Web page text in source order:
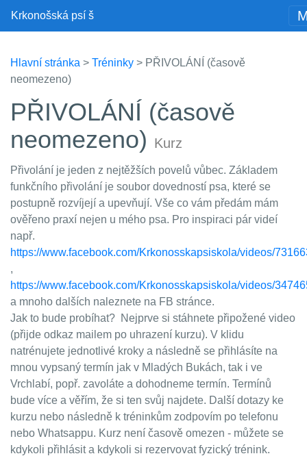
Krkonošská psí š
Hlavní stránka > Tréninky > PŘIVOLÁNÍ (časově
neomezeno)
PŘIVOLÁNÍ (časově
neomezeno) Kurz
Přivolání je jeden z nejtěžších povelů vůbec. Základem
funkčního přivolání je soubor dovedností psa, které se
postupně rozvíjejí a upevňují. Vše co vám předám mám
ověřeno praxí nejen u mého psa. Pro inspiraci pár videí
např.
https://www.facebook.com/Krkonosskapsiskola/videos/
,
https://www.facebook.com/Krkonosskapsiskola/videos/
a mnoho dalších naleznete na FB stránce.
Jak to bude probíhat? Nejprve si stáhnete připožené video
(přijde odkaz mailem po uhrazení kurzu). V klidu
natrénujete jednotlivé kroky a následně se přihlásíte na
mnou vypsaný termín jak v Mladých Bukách, tak i ve
Vrchlabí, popř. zavoláte a dohodneme termín. Termínů
bude více a věřím, že si ten svůj najdete. Další dotazy ke
kurzu nebo následně k tréninkům zodpovím po telefonu
nebo Whatsappu. Kurz není časově omezen - můžete se
kdykoli přihlásit a kdykoli si rezervovat fyzický trénink.